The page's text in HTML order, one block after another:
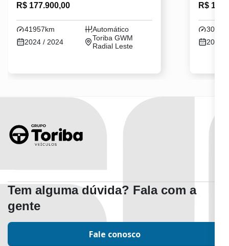
R$ 177.900,00
41957km
Automático
2024 / 2024
Toriba GWM
Radial Leste
R$
2023 /
Tem alguma dúvida? Fala com a
gente
Fale conosco